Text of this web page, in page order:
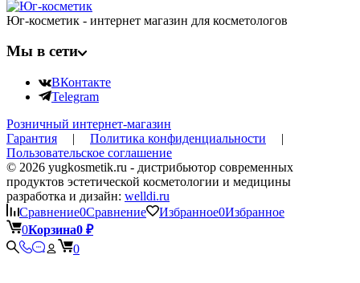
Юг-косметик - интернет магазин для косметологов
Мы в сети
ВКонтакте
Telegram
Розничный интернет-магазин
Гарантия
| Политика конфиденциальности
|
Пользовательское соглашение
© 2026 yugkosmetik.ru - дистрибьютор современных
продуктов эстетической косметологии и медицины
разработка и дизайн: welldi.ru
Сравнение0Сравнение Избранное0Избранное
0Корзина0 ₽
0